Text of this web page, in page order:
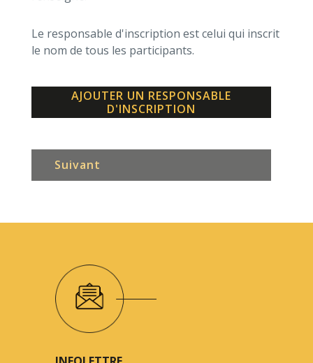
Le responsable d'inscription est celui qui inscrit
le nom de tous les participants.
AJOUTER UN RESPONSABLE
D'INSCRIPTION
Suivant